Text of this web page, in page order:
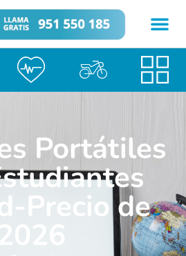
Portátiles
Precio de
2026